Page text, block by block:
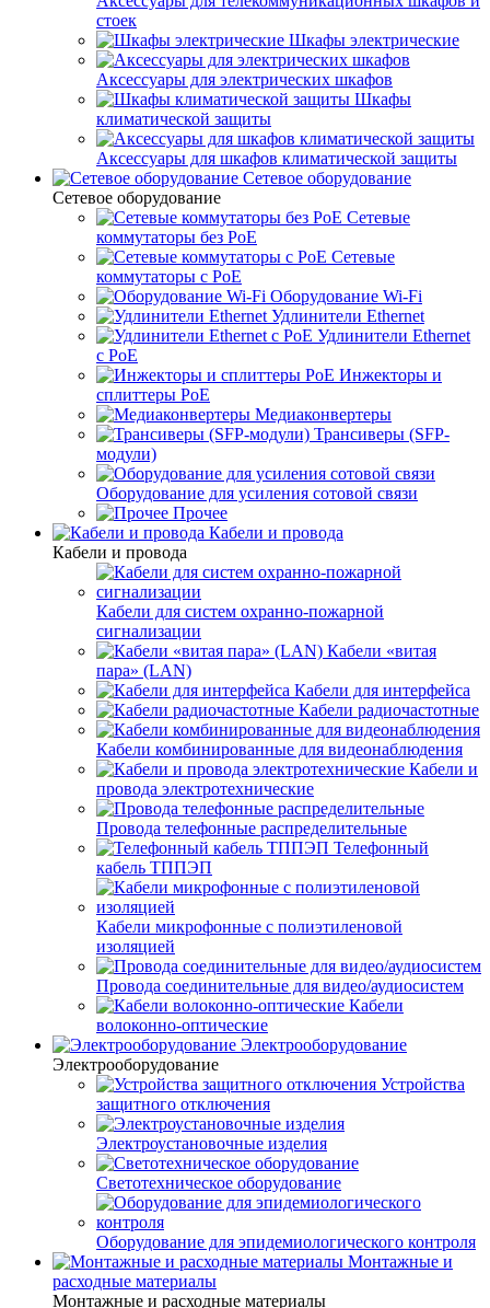
стоек
Шкафы электрические
Аксессуары для электрических шкафов
Шкафы
климатической защиты
Аксессуары для шкафов климатической защиты
Сетевое оборудование
Сетевое оборудование
Сетевые
коммутаторы без PoE
Сетевые
коммутаторы с PoE
Оборудование Wi-Fi
Удлинители Ethernet
Удлинители Ethernet
с PoE
Инжекторы и
сплиттеры PoE
Медиаконвертеры
Трансиверы (SFP-
модули)
Оборудование для усиления сотовой связи
Прочее
Кабели и провода
Кабели и провода
Кабели для систем охранно-пожарной
сигнализации
Кабели «витая
пара» (LAN)
Кабели для интерфейса
Кабели радиочастотные
Кабели комбинированные для видеонаблюдения
Кабели и
провода электротехнические
Провода телефонные распределительные
Телефонный
кабель ТППЭП
Кабели микрофонные с полиэтиленовой
изоляцией
Провода соединительные для видео/аудиосистем
Кабели
волоконно-оптические
Электрооборудование
Электрооборудование
Устройства
защитного отключения
Электроустановочные изделия
Светотехническое оборудование
Оборудование для эпидемиологического контроля
Монтажные и
расходные материалы
Монтажные и расходные материалы